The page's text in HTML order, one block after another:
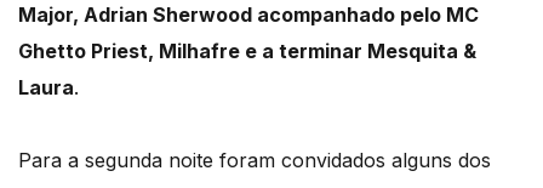
Major, Adrian Sherwood acompanhado pelo MC
Ghetto Priest, Milhafre e a terminar Mesquita &
Laura.
Para a segunda noite foram convidados alguns dos